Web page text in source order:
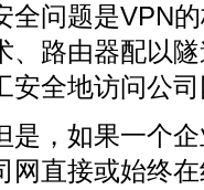
题是VPN的
、路由器配以
安全地访问公
如果一个企
网直接或始终